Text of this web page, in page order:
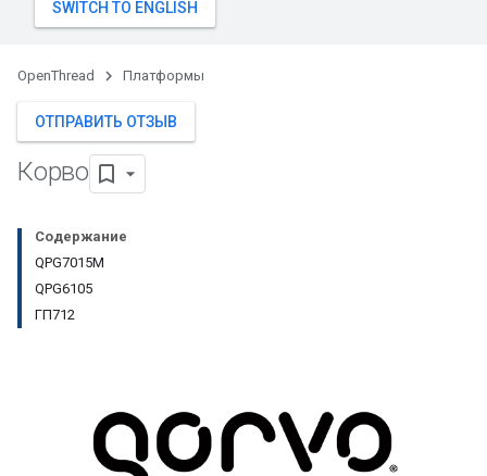
OpenThread Платформы
ОТПРАВИТЬ ОТЗЫВ
Корво
Содержание
QPG7015M
QPG6105
ГП712